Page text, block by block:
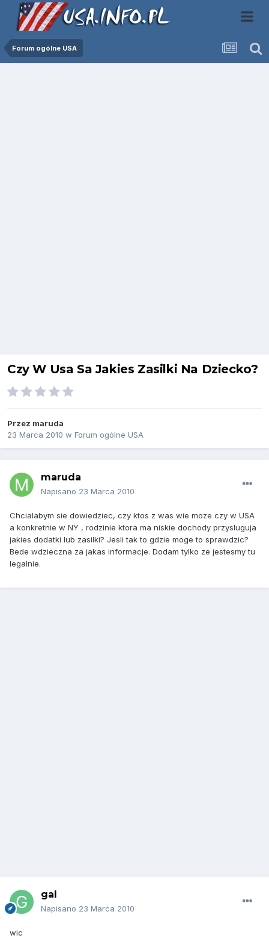
Forum ogólne USA
Czy W Usa Sa Jakies Zasilki Na Dziecko?
Przez maruda
23 Marca 2010 w Forum ogólne USA
maruda
Napisano 23 Marca 2010
Chcialabym sie dowiedziec, czy ktos z was wie moze czy w USA
a konkretnie w NY , rodzinie ktora ma niskie dochody przysluguja
jakies dodatki lub zasilki? Jesli tak to gdzie moge to sprawdzic?
Bede wdzieczna za jakas informacje. Dodam tylko ze jestesmy tu
legalnie.
gal
Napisano 23 Marca 2010
wic